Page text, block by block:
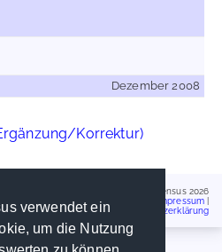
verwendet ein
um die Nutzung
Dezember 2008
Korrektur)
Handschriftencensus 2026
Impressum
Datenschutzerklärung